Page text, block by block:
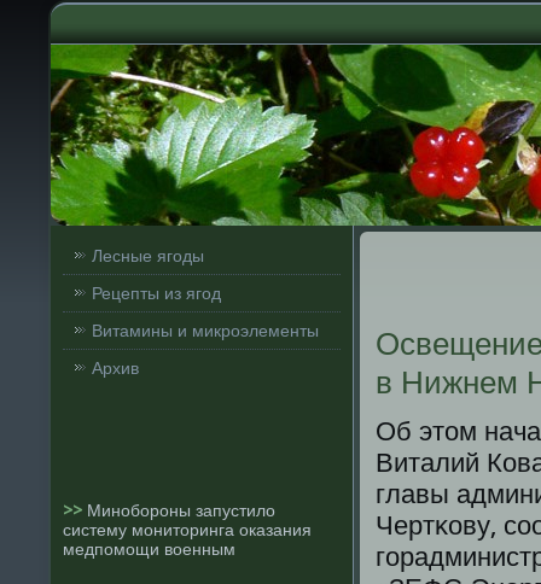
Лесные ягоды
Рецепты из ягод
Витамины и микроэлементы
Архив
>> Минобороны запустило
систему мониторинга оказания
медпомощи военным
в Нижнем
Об этом
Виталий
главы
Чертκову,